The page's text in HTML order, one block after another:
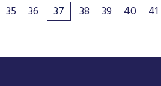
35 36 37 38 39 40 41